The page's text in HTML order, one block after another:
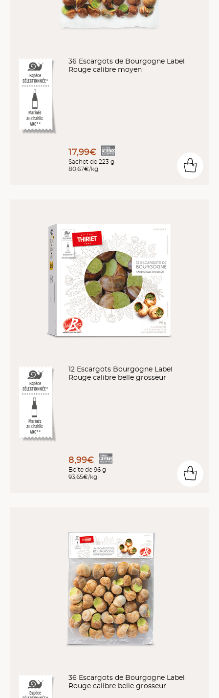
Espèce
SÉLECTIONNÉE*
Marinés
au Chablis
AOC**
36 Escargots de Bourgogne Label
Rouge calibre moyen
17,99€
Sachet de 223 g
80,67€/kg
Espèce
SÉLECTIONNÉE*
Marinés
au Chablis
AOC**
12 Escargots Bourgogne Label
Rouge calibre belle grosseur
8,99€
Boîte de 96 g
93,65€/kg
Espèce
36 Escargots de Bourgogne Label
Rouge calibre belle grosseur